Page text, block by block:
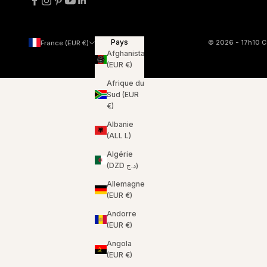
France (EUR €)
Pays
Afghanistan
(EUR €)
Afrique du
Sud (EUR
€)
Albanie
(ALL L)
Algérie
(DZD د.ج)
Allemagne
(EUR €)
Andorre
(EUR €)
Angola
(EUR €)
© 2026 - 17h10